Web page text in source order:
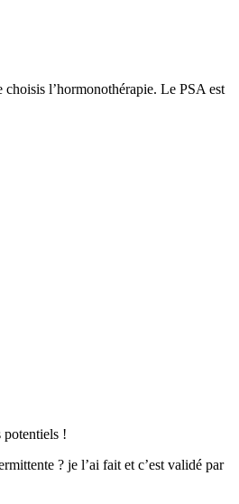
l’hormonothérapie. Le PSA est
potentiels !
? je l’ai fait et c’est validé par